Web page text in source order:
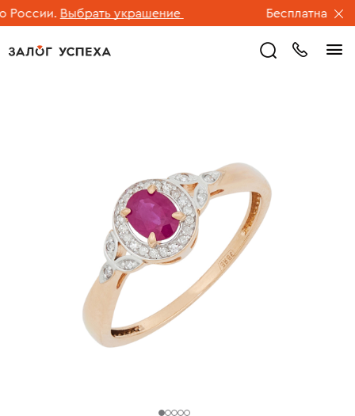
Выбрать украшение Бесплатная